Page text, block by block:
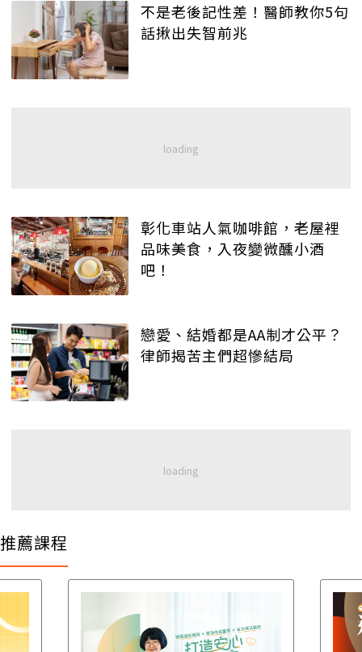
不是老後記性差！醫師教你5句
話揪出失智前兆
彰化車站人氣咖啡館，老屋裡
品味美食，入夜變微醺小酒
吧！
戀愛、結婚都是AA制才公平？
律師揭苦主們超慘結局
推薦課程